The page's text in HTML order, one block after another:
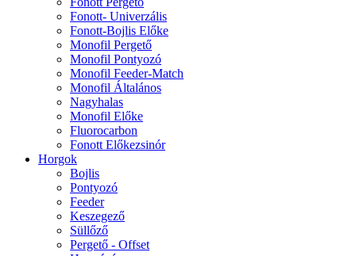
Fonott- Univerzális
Fonott-Bojlis Előke
Monofil Pergető
Monofil Pontyozó
Monofil Feeder-Match
Monofil Általános
Nagyhalas
Monofil Előke
Fluorocarbon
Fonott Előkezsinór
Horgok
Bojlis
Pontyozó
Feeder
Keszegező
Süllőző
Pergető - Offset